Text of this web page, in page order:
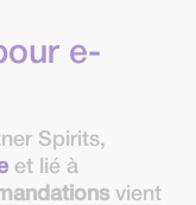
e-
Spirits,
et lié à
vient